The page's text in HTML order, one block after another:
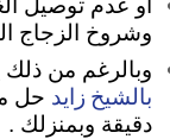
أو عدم توصيل
وشروخ الزجاج
وبالرغم من
بالشيخ زايد
دقيقة وبمنزلك .